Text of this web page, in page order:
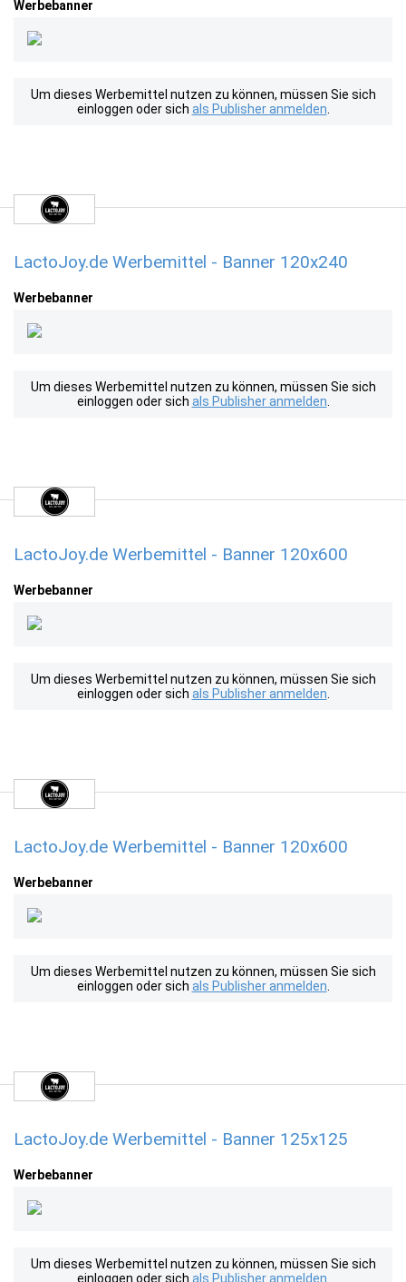
Werbebanner
Um dieses Werbemittel nutzen zu können, müssen Sie sich
einloggen oder sich als Publisher anmelden
LactoJoy.de Werbemittel - Banner 120x240
Werbebanner
Um dieses Werbemittel nutzen zu können, müssen Sie sich
einloggen oder sich als Publisher anmelden
LactoJoy.de Werbemittel - Banner 120x600
Werbebanner
Um dieses Werbemittel nutzen zu können, müssen Sie sich
einloggen oder sich als Publisher anmelden
LactoJoy.de Werbemittel - Banner 120x600
Werbebanner
Um dieses Werbemittel nutzen zu können, müssen Sie sich
einloggen oder sich als Publisher anmelden
LactoJoy.de Werbemittel - Banner 125x125
Werbebanner
Um dieses Werbemittel nutzen zu können, müssen Sie sich
einloggen oder sich als Publisher anmelden